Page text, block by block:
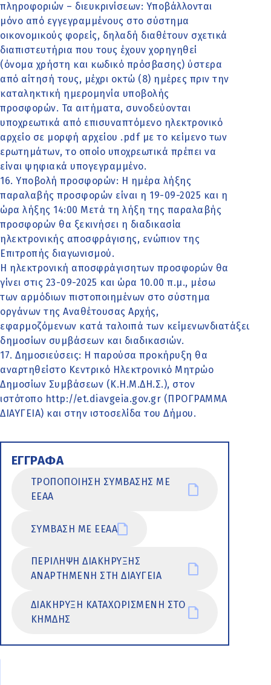
πληροφοριών – διευκρινίσεων: Υποβάλλονται
μόνο από εγγεγραμμένους στο σύστημα
οικονομικούς φορείς, δηλαδή διαθέτουν σχετικά
διαπιστευτήρια που τους έχουν χορηγηθεί
(όνομα χρήστη και κωδικό πρόσβασης) ύστερα
από αίτησή τους, μέχρι οκτώ (8) ημέρες πριν την
καταληκτική ημερομηνία υποβολής
προσφορών. Τα αιτήματα, συνοδεύονται
υποχρεωτικά από επισυναπτόμενο ηλεκτρονικό
αρχείο σε μορφή αρχείου .pdf με το κείμενο των
ερωτημάτων, το οποίο υποχρεωτικά πρέπει να
είναι ψηφιακά υπογεγραμμένο.
16. Υποβολή προσφορών: Η ημέρα λήξης
παραλαβής προσφορών είναι η 19-09-2025 και η
ώρα λήξης 14:00 Μετά τη λήξη της παραλαβής
προσφορών θα ξεκινήσει η διαδικασία
ηλεκτρονικής αποσφράγισης, ενώπιον της
Επιτροπής διαγωνισμού.
Η ηλεκτρονική αποσφράγισητων προσφορών θα
γίνει στις 23-09-2025 και ώρα 10.00 π.μ., μέσω
των αρμόδιων πιστοποιημένων στο σύστημα
οργάνων της Αναθέτουσας Αρχής,
εφαρμοζόμενων κατά ταλοιπά των κείμενωνδιατάξεων
δημοσίων συμβάσεων και διαδικασιών.
17. Δημοσιεύσεις: Η παρούσα προκήρυξη θα
αναρτηθείστο Κεντρικό Ηλεκτρονικό Μητρώο
Δημοσίων Συμβάσεων (Κ.Η.Μ.ΔΗ.Σ.), στον
ιστότοπο http://et.diavgeia.gov.gr (ΠΡΟΓΡΑΜΜΑ
ΔΙΑΥΓΕΙΑ) και στην ιστοσελίδα του Δήμου.
ΕΓΓΡΑΦΑ
ΤΡΟΠΟΠΟΙΗΣΗ ΣΥΜΒΑΣΗΣ ΜΕ
ΕΕΑΑ
ΣΥΜΒΑΣΗ ΜΕ ΕΕΑΑ
ΠΕΡΙΛΗΨΗ ΔΙΑΚΗΡΥΞΗΣ
ΑΝΑΡΤΗΜΕΝΗ ΣΤΗ ΔΙΑΥΓΕΙΑ
ΔΙΑΚΗΡΥΞΗ ΚΑΤΑΧΩΡΙΣΜΕΝΗ ΣΤΟ
ΚΗΜΔΗΣ